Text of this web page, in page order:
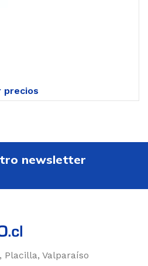
precios
newsletter
Placilla, Valparaíso